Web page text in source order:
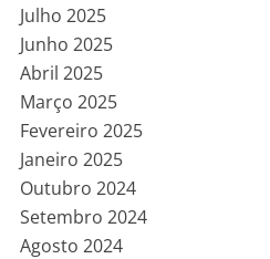
Julho 2025
Junho 2025
Abril 2025
Março 2025
Fevereiro 2025
Janeiro 2025
Outubro 2024
Setembro 2024
Agosto 2024